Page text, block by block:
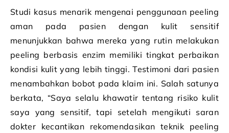
Studi kasus menarik mengenai penggunaan peeling
aman pada pasien dengan kulit sensitif
menunjukkan bahwa mereka yang rutin melakukan
peeling berbasis enzim memiliki tingkat perbaikan
kondisi kulit yang lebih tinggi. Testimoni dari pasien
menambahkan bobot pada klaim ini. Salah satunya
berkata, “Saya selalu khawatir tentang risiko kulit
saya yang sensitif, tapi setelah mengikuti saran
dokter kecantikan rekomendasikan teknik peeling